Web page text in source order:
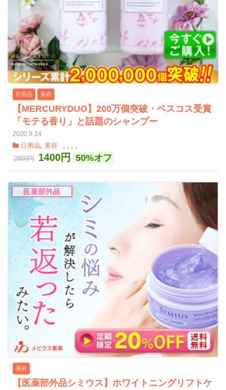
日用品 美容
【MERCURYDUO】200万個突破・ベスコス受賞
「モテる香り」と話題のシャンプー
2020.9.14
日用品
美容
2800円 1400円 50%オフ
美容
【医薬部外品シミウス】ホワイトニングリフトケ